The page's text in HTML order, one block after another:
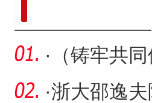
·
（铸牢共
亲）新疆柯
·浙大邵逸